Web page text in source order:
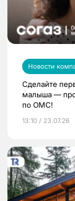
Новости
Сделайте
малыша —
по ОМС!
13:10 / 23.07.26